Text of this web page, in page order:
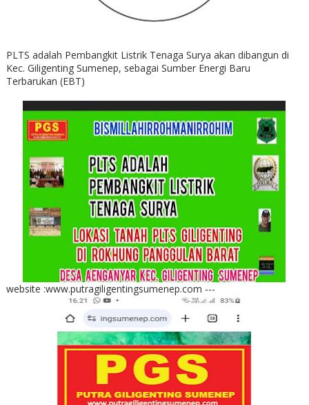
PLTS adalah Pembangkit Listrik Tenaga Surya akan dibangun di
Kec. Giligenting Sumenep, sebagai Sumber Energi Baru
Terbarukan (EBT)
website :www.putragiligentingsumenep.com ---